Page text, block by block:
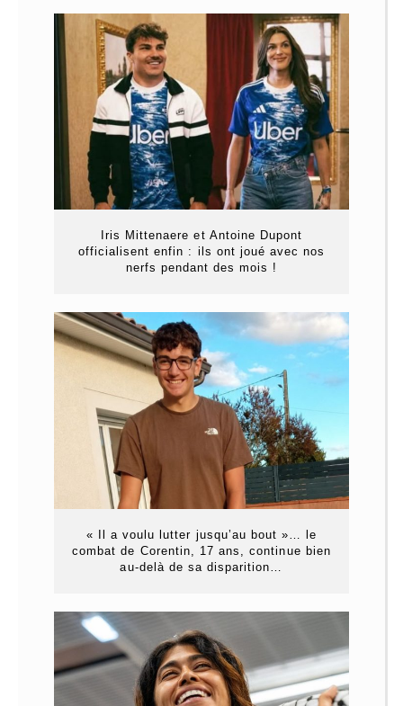
Iris Mittenaere et Antoine Dupont
officialisent enfin : ils ont joué avec nos
nerfs pendant des mois !
« Il a voulu lutter jusqu’au bout »… le
combat de Corentin, 17 ans, continue bien
au-delà de sa disparition…